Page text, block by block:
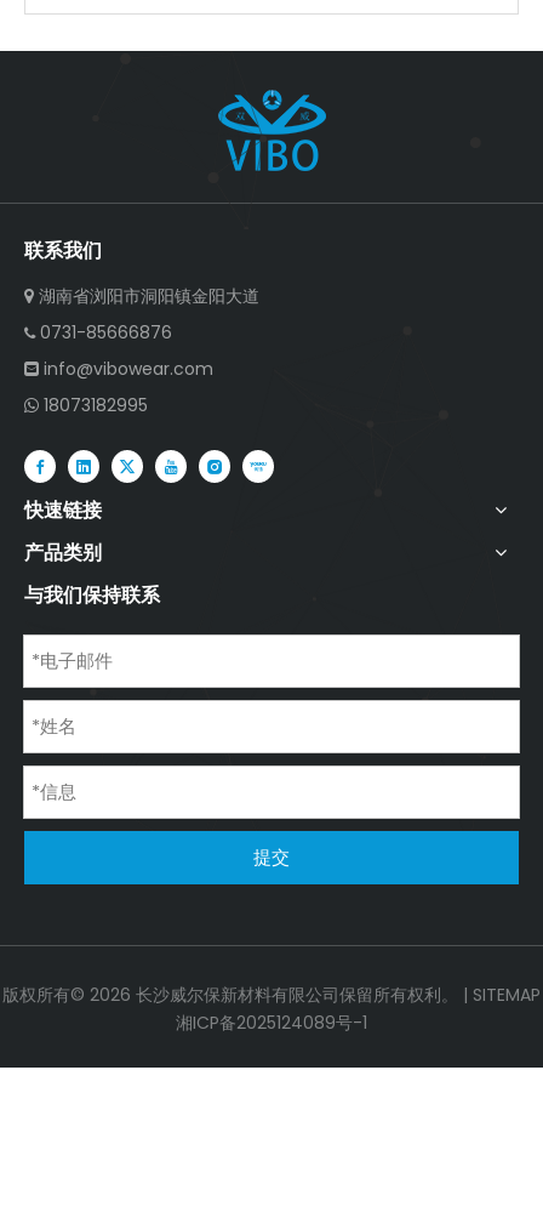
联系我们
 湖南省浏阳市洞阳镇金阳大道
0731-85666876
 info@vibowear.com
 18073182995
快速链接
产品类别
与我们保持联系
提交
版权所有© 2026 长沙威尔保新材料有限公司保留所有权利。 | SITEMAP
湘ICP备2025124089号-1